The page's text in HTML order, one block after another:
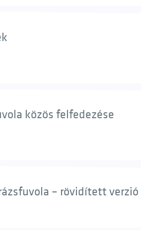
közös felfedezése
– rövidített verzió